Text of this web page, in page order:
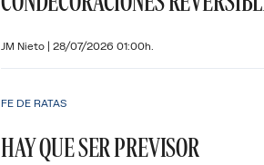
JM Nieto | 28/07/2026 01:00h.
FE DE RATAS
HAY QUE SER PREVISOR